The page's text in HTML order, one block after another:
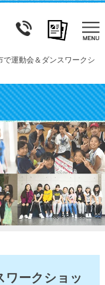
で運動会＆ダンスワークシ
ワークショッ